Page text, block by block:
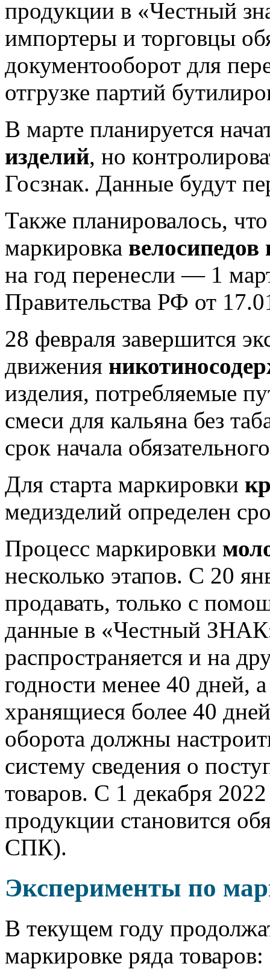
продукции в «Честный
импортеры и торговцы
документооборот для
отгрузке партий
В марте планируется
изделий, но
Госзнак. Данные будут
Также планировалось,
маркировка
на год перенесли — 1
Правительства РФ от
28 февраля завершится
движения
изделия, потребляемые
смеси для кальяна без
срок начала
Для старта маркировки
медизделий определен
Процесс маркировки
несколько этапов. C 20
продавать, только с
данные в «Честный
распространяется и на
годности менее 40 дней,
хранящиеся более 40
оборота должны
систему сведения о
товаров. С 1 декабря
продукции становится
СПК).
Эксперименты по
В текущем году
маркировке ряда товаров: